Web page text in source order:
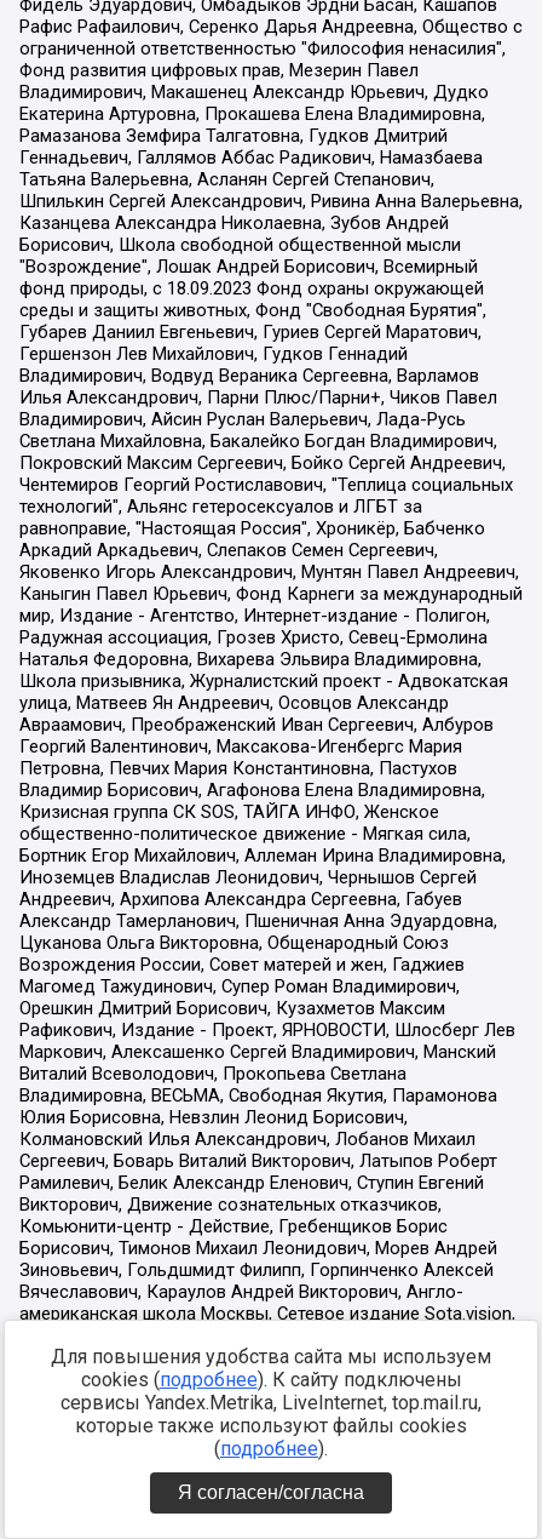
Для повышения удобства сайта мы используем
cookies (подробнее). К сайту подключены
сервисы Yandex.Metrika, LiveInternet, top.mail.ru,
которые также используют файлы cookies
(подробнее).
Я согласен/согласна